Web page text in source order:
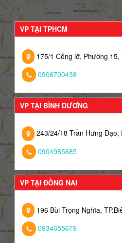
VP TẠI TPHCM
175/1 Cống lỡ, Phường 15,
0906700438
VP TẠI BÌNH DƯƠNG
243/24/18 Trần Hưng Đạo,
0904985685
VP TẠI ĐỒNG NAI
196 Bùi Trọng Nghĩa,
0934655679